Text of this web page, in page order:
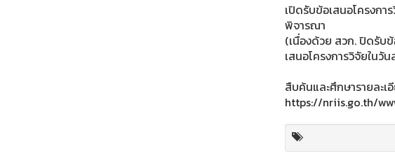
เปิดรับข้อเสนอโครงกา
พิจารณา
(เนื่องด้วย สวก. ปิดรับ
เสนอโครงการวิจัยในวั
สืบค้นและศึกษารายละเ
https://nriis.go.th/